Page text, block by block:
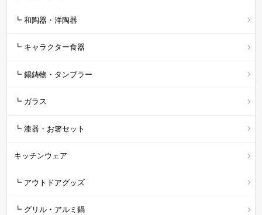
┗ 和陶器・洋陶器
┗ キャラクター食器
┗ 錫鋳物・タンブラー
┗ ガラス
┗ 漆器・お箸セット
キッチンウェア
┗ アウトドアグッズ
┗ グリル・アルミ鍋